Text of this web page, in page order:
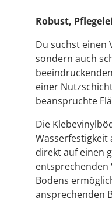
Robust,
Du suchst einen
sondern auch
einer
beanspruchte
Die
Wasserfestigkeit
direkt auf einen
entsprechenden
Bodens
ansprechenden